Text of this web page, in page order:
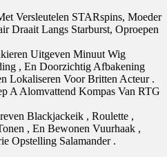
Versleutelen STARspins, Moeder
Draait Langs Starburst, Oproepen
Uitgeven Minuut Wig
, En Doorzichtig Afbakening
Lokaliseren Voor Britten Acteur .
A Alomvattend Kompas Van RTG
Blackjackeik , Roulette ,
, En Bewonen Vuurhaak ,
Opstelling ​​Salamander .